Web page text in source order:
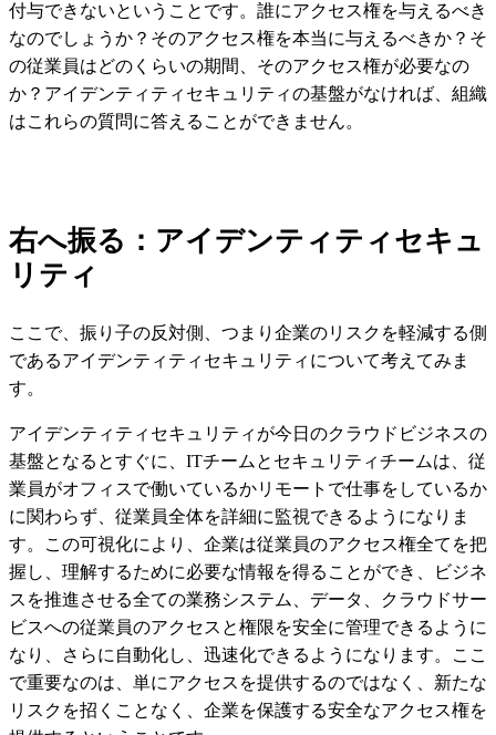
付与できないということです。誰にアクセス権を与えるべき
なのでしょうか？そのアクセス権を本当に与えるべきか？そ
の従業員はどのくらいの期間、そのアクセス権が必要なの
か？アイデンティティセキュリティの基盤がなければ、組織
はこれらの質問に答えることができません。
右へ振る：アイデンティティセキュ
リティ
ここで、振り子の反対側、つまり企業のリスクを軽減する側
であるアイデンティティセキュリティについて考えてみま
す。
アイデンティティセキュリティが今日のクラウドビジネスの
基盤となるとすぐに、ITチームとセキュリティチームは、従
業員がオフィスで働いているかリモートで仕事をしているか
に関わらず、従業員全体を詳細に監視できるようになりま
す。この可視化により、企業は従業員のアクセス権全てを把
握し、理解するために必要な情報を得ることができ、ビジネ
スを推進させる全ての業務システム、データ、クラウドサー
ビスへの従業員のアクセスと権限を安全に管理できるように
なり、さらに自動化し、迅速化できるようになります。ここ
で重要なのは、単にアクセスを提供するのではなく、新たな
リスクを招くことなく、企業を保護する安全なアクセス権を